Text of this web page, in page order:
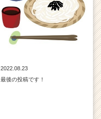
2022.08.23
最後の投稿です！